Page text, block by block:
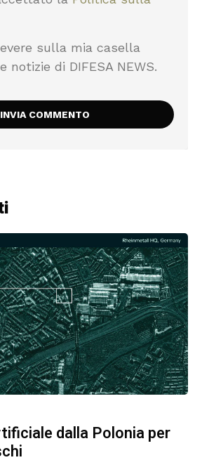
sulla mia casella
notizie di DIFESA NEWS.
dalla Polonia per